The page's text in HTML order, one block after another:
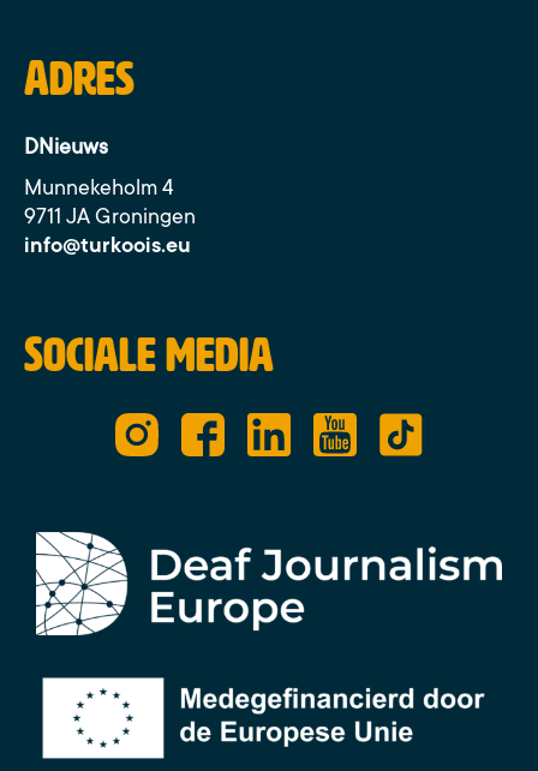
Adres
DNieuws
Munnekeholm 4
9711 JA Groningen
info@turkoois.eu
Sociale media